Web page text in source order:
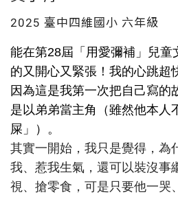
2025 臺中四維國小 六年級
能在第28屆「用愛彌補」兒
的又開心又緊張！我的心跳超
因為這是我第一次把自己寫的
是以弟弟當主角（雖然他本人
屎」）。
其實一開始，我只是覺得，為
我、惹我生氣，還可以裝沒事
視、搶零食，可是只要他一哭